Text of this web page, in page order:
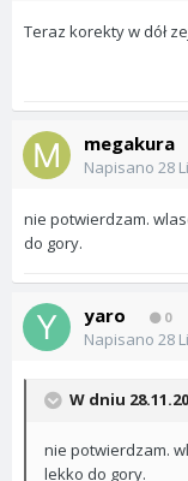
Teraz korekty w dół
megakura
Napisano 28
nie potwierdzam.
do gory.
yaro 0
Napisano 28
W dniu
nie potwierdzam.
lekko do gory.